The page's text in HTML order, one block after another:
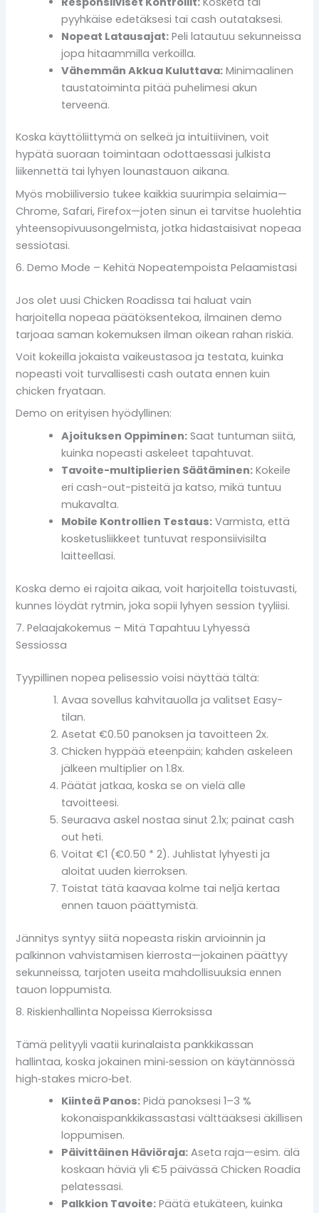
pyyhkäise edetäksesi tai cash outataksesi.
Nopeat Latausajat: Peli latautuu sekunneissa
jopa hitaammilla verkoilla.
Vähemmän Akkua Kuluttava: Minimaalinen
taustatoiminta pitää puhelimesi akun
terveenä.
Koska käyttöliittymä on selkeä ja intuitiivinen, voit
hypätä suoraan toimintaan odottaessasi julkista
liikennettä tai lyhyen lounastauon aikana.
Myös mobiiliversio tukee kaikkia suurimpia selaimia—
Chrome, Safari, Firefox—joten sinun ei tarvitse huolehtia
yhteensopivuusongelmista, jotka hidastaisivat nopeaa
sessiotasi.
6. Demo Mode – Kehitä Nopeatempoista Pelaamistasi
Jos olet uusi Chicken Roadissa tai haluat vain
harjoitella nopeaa päätöksentekoa, ilmainen demo
tarjoaa saman kokemuksen ilman oikean rahan riskiä.
Voit kokeilla jokaista vaikeustasoa ja testata, kuinka
nopeasti voit turvallisesti cash outata ennen kuin
chicken fryataan.
Demo on erityisen hyödyllinen:
Ajoituksen Oppiminen: Saat tuntuman siitä,
kuinka nopeasti askeleet tapahtuvat.
Tavoite-multiplierien Säätäminen: Kokeile
eri cash-out-pisteitä ja katso, mikä tuntuu
mukavalta.
Mobile Kontrollien Testaus: Varmista, että
kosketusliikkeet tuntuvat responsiivisilta
laitteellasi.
Koska demo ei rajoita aikaa, voit harjoitella toistuvasti,
kunnes löydät rytmin, joka sopii lyhyen session tyyliisi.
7. Pelaajakokemus – Mitä Tapahtuu Lyhyessä
Sessiossa
Tyypillinen nopea pelisessio voisi näyttää tältä:
Avaa sovellus kahvitauolla ja valitset Easy-
tilan.
Asetat €0.50 panoksen ja tavoitteen 2x.
Chicken hyppää eteenpäin; kahden askeleen
jälkeen multiplier on 1.8x.
Päätät jatkaa, koska se on vielä alle
tavoitteesi.
Seuraava askel nostaa sinut 2.1x; painat cash
out heti.
Voitat €1 (€0.50 * 2). Juhlistat lyhyesti ja
aloitat uuden kierroksen.
Toistat tätä kaavaa kolme tai neljä kertaa
ennen tauon päättymistä.
Jännitys syntyy siitä nopeasta riskin arvioinnin ja
palkinnon vahvistamisen kierrosta—jokainen päättyy
sekunneissa, tarjoten useita mahdollisuuksia ennen
tauon loppumista.
8. Riskienhallinta Nopeissa Kierroksissa
Tämä pelityyli vaatii kurinalaista pankkikassan
hallintaa, koska jokainen mini‑session on käytännössä
high‑stakes micro‑bet.
Kiinteä Panos: Pidä panoksesi 1–3 %
kokonaispankkikassastasi välttääksesi äkillisen
loppumisen.
Päivittäinen Häviöraja: Aseta raja—esim. älä
koskaan häviä yli €5 päivässä Chicken Roadia
pelatessasi.
Palkkion Tavoite: Päätä etukäteen, kuinka